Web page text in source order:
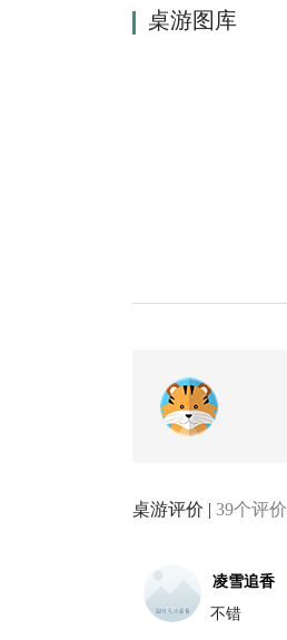
桌游图库
桌游评价 | 39个评价
凌雪追香
不错